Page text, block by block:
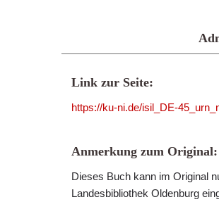
Link zur Seite:
https://ku-ni.de/isil_DE-
Anmerkung zum Original:
Dieses Buch kann im Original
Landesbibliothek Oldenburg